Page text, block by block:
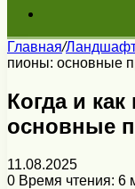
Главная/
пионы: основные
Когда и
основные
11.08.2025
0 Время чтения: 6